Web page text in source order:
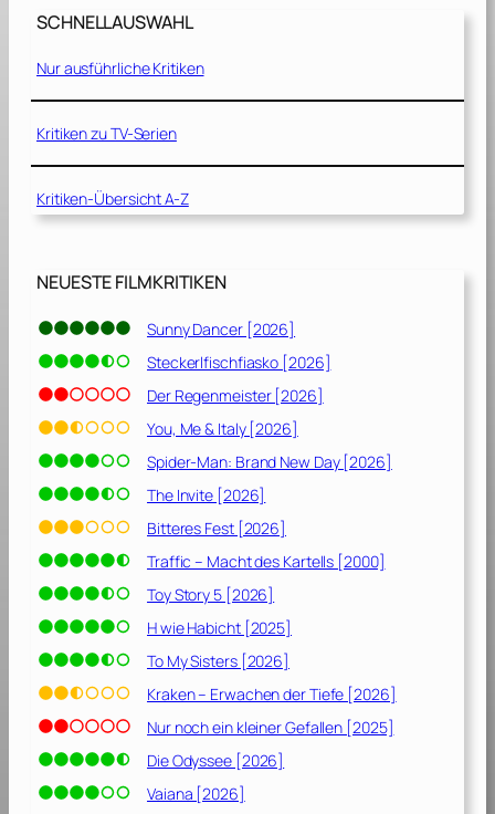
e
a
d
e
2
0
7
SCHNELLAUSWAHL
Nur ausführliche Kritiken
Kritiken zu TV-Serien
Kritiken-Übersicht A-Z
NEUESTE FILMKRITIKEN
Sunny Dancer [2026]
Steckerlfischfiasko [2026]
Der Regenmeister [2026]
You, Me & Italy [2026]
Spider-Man: Brand New Day [2026]
The Invite [2026]
Bitteres Fest [2026]
Traffic – Macht des Kartells [2000]
Toy Story 5 [2026]
H wie Habicht [2025]
To My Sisters [2026]
Kraken – Erwachen der Tiefe [2026]
Nur noch ein kleiner Gefallen [2025]
Die Odyssee [2026]
Vaiana [2026]